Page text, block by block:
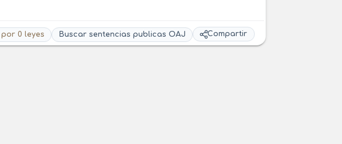
0 leyes Buscar sentencias publicas OAJ Compartir